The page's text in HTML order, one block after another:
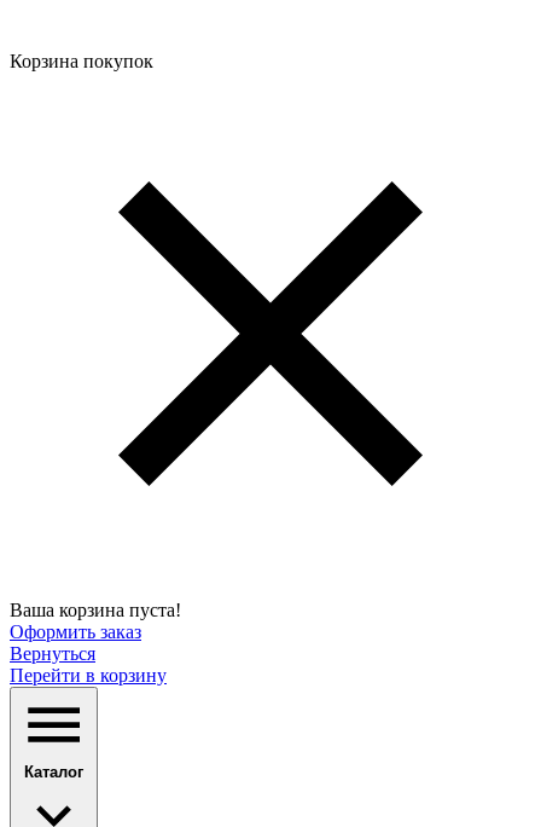
Корзина покупок
Ваша корзина пуста!
Оформить заказ
Вернуться
Перейти в корзину
Каталог